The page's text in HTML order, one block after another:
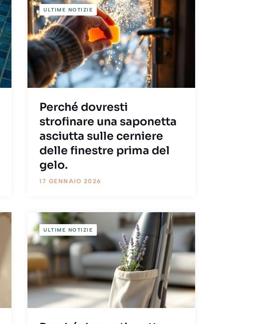
ULTIME NOTIZIE
Perché dovresti
strofinare una saponetta
asciutta sulle cerniere
delle finestre prima del
gelo.
17 GENNAIO 2026
ULTIME NOTIZIE